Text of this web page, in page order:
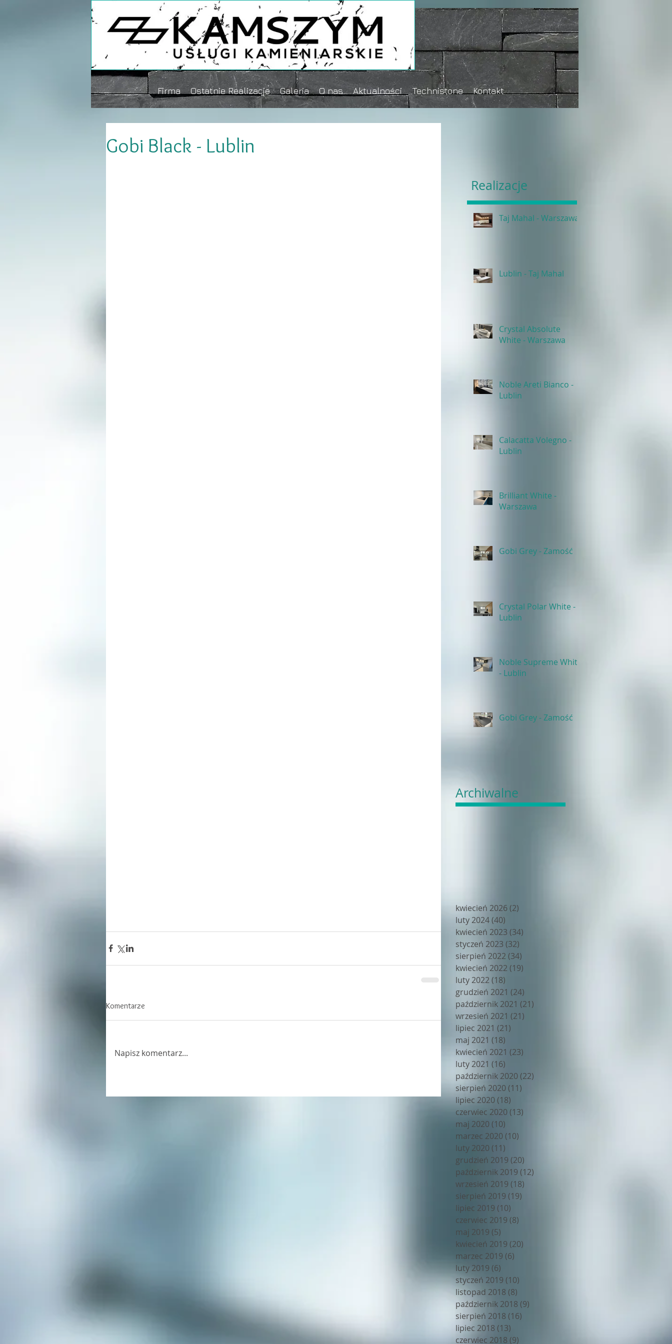
Firma Ostatnie Realizacje Galeria O nas Aktualności Technistone Kontakt
Gobi Black - Lublin
Komentarze
Napisz komentarz...
Realizacje
Taj Mahal - Warszawa
Lublin - Taj Mahal
Crystal Absolute
White - Warszawa
Noble Areti Bianco -
Lublin
Calacatta Volegno -
Lublin
Brilliant White -
Warszawa
Gobi Grey - Zamość
Crystal Polar White -
Lublin
Noble Supreme White
- Lublin
Gobi Grey - Zamość
Archiwalne
kwiecień 2026 (2)
luty 2024(40)
kwiecień 2023 (34)
styczeń 2023 (32)
sierpień 2022 (34)
kwiecień 2022 (19)
luty 2022(18)
grudzień 2021 (24)
październik 2021 (21)
wrzesień 2021 (21)
lipiec 2021 (21)
maj 2021 (18)
kwiecień 2021 (23)
luty 2021 (16)
październik 2020 (22)
sierpień 2020 (11)
lipiec 2020 (18)
czerwiec 2020 (13)
maj 2020 (10)
marzec 2020 (10)
luty 2020 (11)
grudzień 2019 (20)
październik 2019 (12)
wrzesień 2019 (18)
sierpień 2019 (19)
lipiec 2019 (10)
czerwiec 2019 (8)
maj 2019 (5)
kwiecień 2019 (20)
marzec 2019 (6)
luty 2019 (6)
styczeń 2019 (10)
listopad 2018 (8)
październik 2018 (9)
sierpień 2018 (16)
lipiec 2018 (13)
czerwiec 2018 (9)